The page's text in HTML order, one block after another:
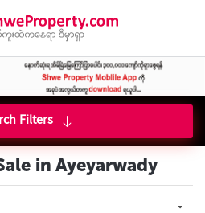
Filters
in Ayeyarwady